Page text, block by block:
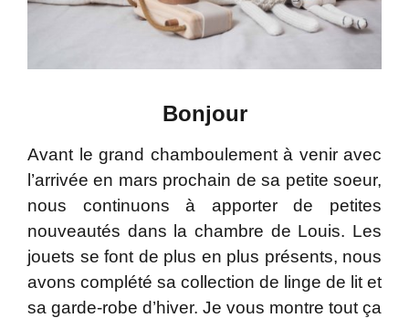
Bonjour
Avant le grand chamboulement à venir avec
l’arrivée en mars prochain de sa petite soeur,
nous continuons à apporter de petites
nouveautés dans la chambre de Louis. Les
jouets se font de plus en plus présents, nous
avons complété sa collection de linge de lit et
sa garde-robe d’hiver. Je vous montre tout ça